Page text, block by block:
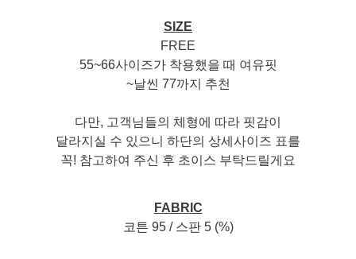
SIZE
FREE
55~66사이즈가 착용했을 때 여유핏
~날씬 77까지 추천
다만, 고객님들의 체형에 따라 핏감이
달라지실 수 있으니 하단의 상세사이즈 표를
꼭! 참고하여 주신 후 초이스 부탁드릴게요
FABRIC
코튼 95 / 스판 5 (%)